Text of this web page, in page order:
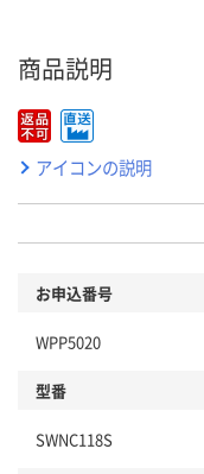
商品説明
アイコンの説明
お申込番号
WPP5020
型番
SWNC118S